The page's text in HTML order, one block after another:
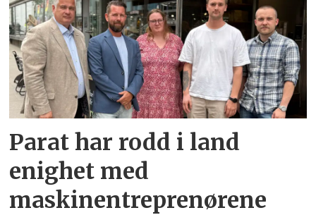
Parat har rodd i land
enighet med
maskinentreprenørene